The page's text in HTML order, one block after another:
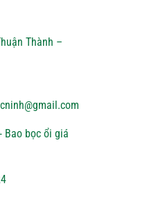
Thành –
Bao bọc ổi giá